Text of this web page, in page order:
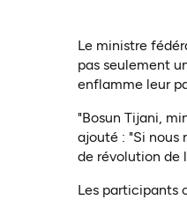
Le ministre
pas seulement
enflamme leur
"Bosun Tijani,
ajouté : "Si nous
de révolution de
Les participants